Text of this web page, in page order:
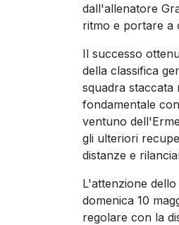
dall'allenatore
ritmo e portare a
Il successo
della classifica
squadra staccata
fondamentale
ventuno
gli ulteriori
distanze e
L'attenzione
domenica 10
regolare con la